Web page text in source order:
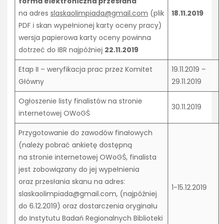
na adres slaskaolimpiada@gmail.com (plik
PDF i skan wypełnionej karty oceny pracy)
wersja papierowa karty oceny powinna
dotrzeć do IBR najpóźniej 22.11.2019
18.11.2019
Etap II – weryfikacja prac przez Komitet
Główny
19.11.2019 –
29.11.2019
Ogłoszenie listy finalistów na stronie
internetowej OWoGŚ
30.11.2019
Przygotowanie do zawodów finałowych
(należy pobrać ankietę dostępną
na stronie internetowej OWoGŚ, finalista
jest zobowiązany do jej wypełnienia
oraz przesłania skanu na adres:
slaskaolimpiada@gmail.com, (najpóźniej
do 6.12.2019) oraz dostarczenia oryginału
do Instytutu Badań Regionalnych Biblioteki
1-15.12.2019